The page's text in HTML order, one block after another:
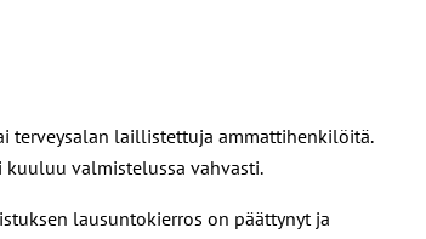
terveysalan laillistettuja ammattihenkilöitä.
valmistelussa vahvasti.
lausuntokierros on päättynyt ja